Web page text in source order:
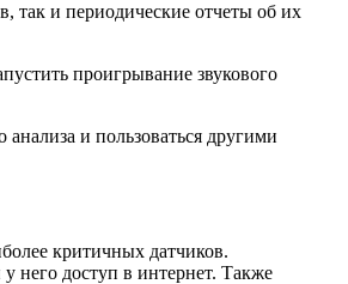
так и периодические отчеты об их
проигрывание звукового
и пользоваться другими
критичных датчиков.
него доступ в интернет. Также